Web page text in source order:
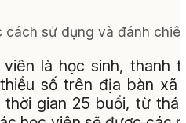
cách sử dụng và đánh
là học sinh, thanh
số trên địa bàn xã
gian 25 buổi, từ